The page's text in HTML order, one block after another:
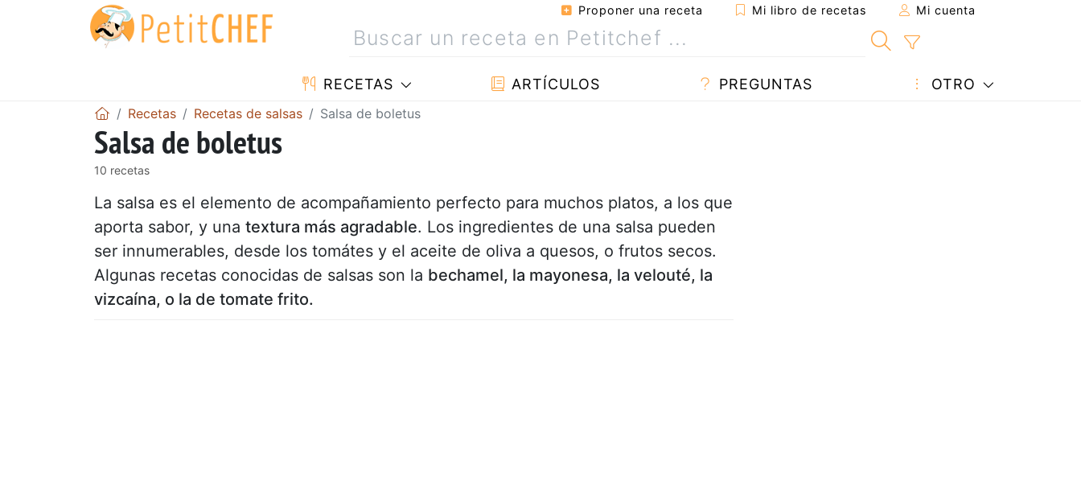
Proponer una receta Mi libro de recetas Mi cuenta
RECETAS ARTÍCULOS PREGUNTAS OTRO
Recetas Recetas de salsas Salsa de boletus
Salsa de boletus
10 recetas
La salsa es el elemento de acompañamiento perfecto para muchos platos, a los que
aporta sabor, y una textura más agradable. Los ingredientes de una salsa pueden
ser innumerables, desde los tomátes y el aceite de oliva a quesos, o frutos secos.
Algunas recetas conocidas de salsas son la bechamel, la mayonesa, la velouté, la
vizcaína, o la de tomate frito.